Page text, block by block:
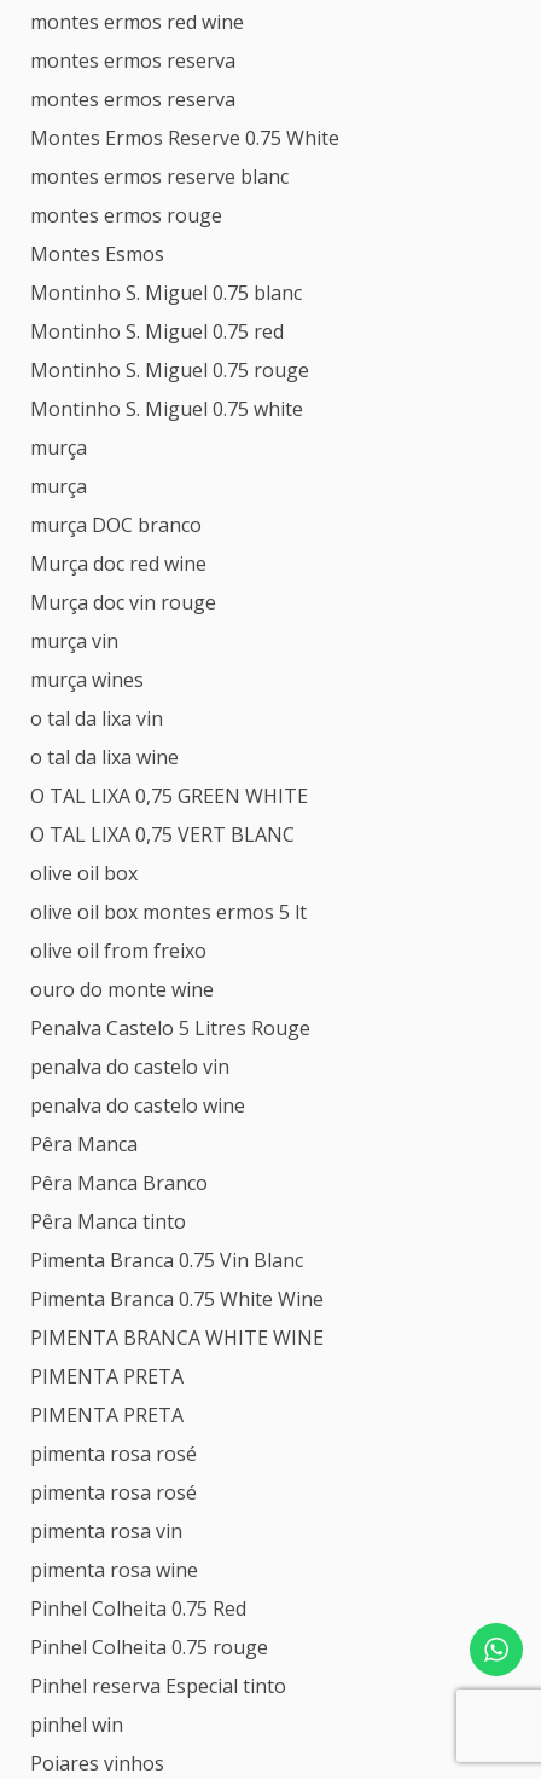
montes ermos red wine
montes ermos reserva
montes ermos reserva
Montes Ermos Reserve 0.75 White
montes ermos reserve blanc
montes ermos rouge
Montes Esmos
Montinho S. Miguel 0.75 blanc
Montinho S. Miguel 0.75 red
Montinho S. Miguel 0.75 rouge
Montinho S. Miguel 0.75 white
murça
murça
murça DOC branco
Murça doc red wine
Murça doc vin rouge
murça vin
murça wines
o tal da lixa vin
o tal da lixa wine
O TAL LIXA 0,75 GREEN WHITE
O TAL LIXA 0,75 VERT BLANC
olive oil box
olive oil box montes ermos 5 lt
olive oil from freixo
ouro do monte wine
Penalva Castelo 5 Litres Rouge
penalva do castelo vin
penalva do castelo wine
Pêra Manca
Pêra Manca Branco
Pêra Manca tinto
Pimenta Branca 0.75 Vin Blanc
Pimenta Branca 0.75 White Wine
PIMENTA BRANCA WHITE WINE
PIMENTA PRETA
PIMENTA PRETA
pimenta rosa rosé
pimenta rosa rosé
pimenta rosa vin
pimenta rosa wine
Pinhel Colheita 0.75 Red
Pinhel Colheita 0.75 rouge
Pinhel reserva Especial tinto
pinhel win
Poiares vinhos